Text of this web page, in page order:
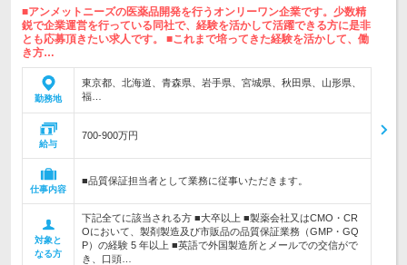
■アンメットニーズの医薬品開発を行うオンリーワン企業です。少数精
鋭で企業運営を行っている同社で、経験を活かして活躍できる方に是非
とも応募頂きたい求人です。 ■これまで培ってきた経験を活かして、働
き方…
勤務地
東京都、北海道、青森県、岩手県、宮城県、秋田県、山形県、
福…
給与
700-900万円
仕事内容
■品質保証担当者として業務に従事いただきます。
対象と
なる方
下記全てに該当される方 ■大卒以上 ■製薬会社又はCMO・CR
Oにおいて、製剤製造及び市販品の品質保証業務（GMP・GQ
P）の経験 5 年以上 ■英語で外国製造所とメールでの交信がで
き、口頭…